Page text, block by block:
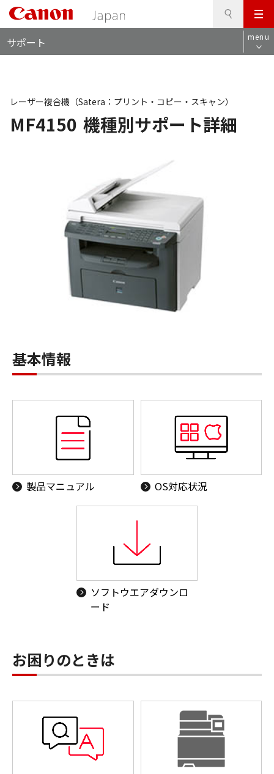
メ
ニ
ュ
サポート menu
MF4150 機種別サポート詳細
レーザー複合機（Satera：プリント・コピー・スキャン）
基本情報
製品マニュアル OS対応状況
ソフトウエアダウンロ
ード
お困りのときは